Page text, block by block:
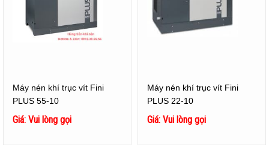
Máy nén khí trục vít Fini
PLUS 55-10
Giá: Vui lòng gọi
Máy nén khí trục vít Fini
PLUS 22-10
Giá: Vui lòng gọi